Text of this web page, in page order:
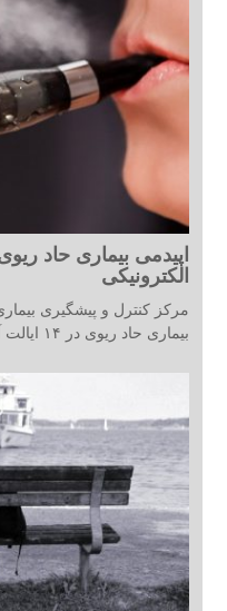
اپیدمی بیماری حاد
الکترونیکی
مرکز کنترل و پیشگیری
بیماری حاد ریوی در ۱۴ ایالت آمریکا را، سیگارهای ...